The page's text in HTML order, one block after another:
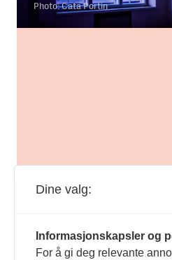
Photo: Cata Portin
Dine valg:
Informasjonskapsler og
For å gi deg relevante